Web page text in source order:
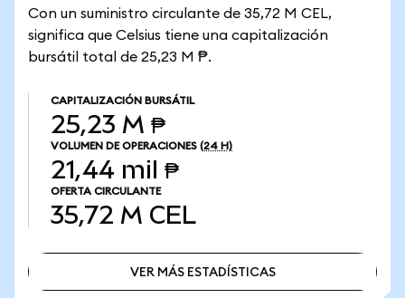
Con un suministro circulante de 35,72 M CEL,
significa que Celsius tiene una capitalización
bursátil total de 25,23 M ₱.
CAPITALIZACIÓN BURSÁTIL
25,23 M ₱
VOLUMEN DE OPERACIONES (24 H)
21,44 mil ₱
OFERTA CIRCULANTE
35,72 M CEL
VER MÁS ESTADÍSTICAS